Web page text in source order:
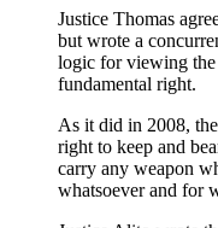
Justice Thomas
but wrote a
logic for viewing the
fundamental right.
As it did in 2008,
right to keep and
carry any weapon
whatsoever and for